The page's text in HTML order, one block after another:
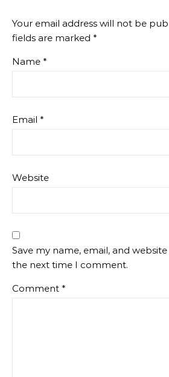
Your email address will not be
fields are marked *
Name *
Email *
Website
Save my name, email, and
the next time I comment.
Comment *